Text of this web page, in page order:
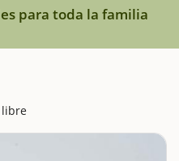
para toda la familia
libre